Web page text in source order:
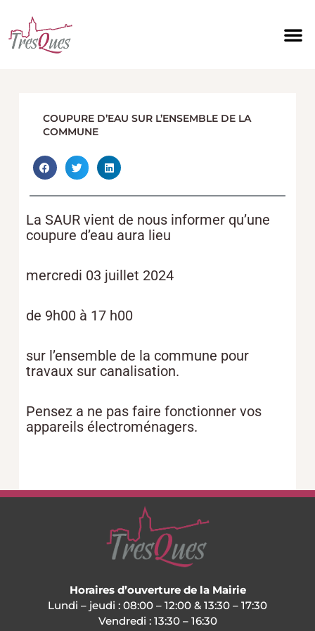
contenu
COUPURE D’EAU SUR L’ENSEMBLE DE LA
COMMUNE
La SAUR vient de nous informer qu’une
coupure d’eau aura lieu
mercredi 03 juillet 2024
de 9h00 à 17 h00
sur l’ensemble de la commune pour
travaux sur canalisation.
Pensez a ne pas faire fonctionner vos
appareils électroménagers.
Horaires d’ouverture de la Mairie
Lundi – jeudi : 08:00 – 12:00 & 13:30 – 17:30
Vendredi : 13:30 – 16:30